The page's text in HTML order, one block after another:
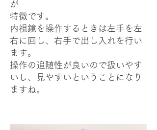
が
特徴です。
内視鏡を操作するときは左手を左
右に回し、右手で出し入れを行い
ます。
操作の追随性が良いので扱いやす
いし、見やすいということになり
ますね。